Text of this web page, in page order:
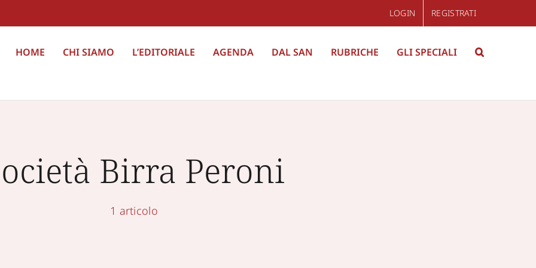
LOGIN REGISTRATI
HOME CHI SIAMO L’EDITORIALE AGENDA DAL SAN RUBRICHE GLI SPECIALI
Birra Peroni
1 articolo